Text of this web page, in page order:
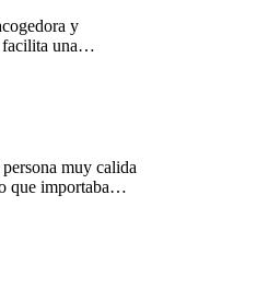
y
una
a identificar
en nuestra
:)
muy calida
que importaba
no solo la
Gracias